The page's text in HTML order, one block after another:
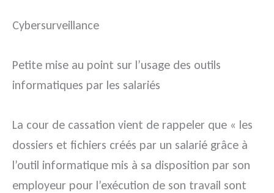
Cybersurveillance
Petite mise au point sur l’usage des outils
informatiques par les salariés
La cour de cassation vient de rappeler que « les
dossiers et fichiers créés par un salarié grâce à
l’outil informatique mis à sa disposition par son
employeur pour l’exécution de son travail sont